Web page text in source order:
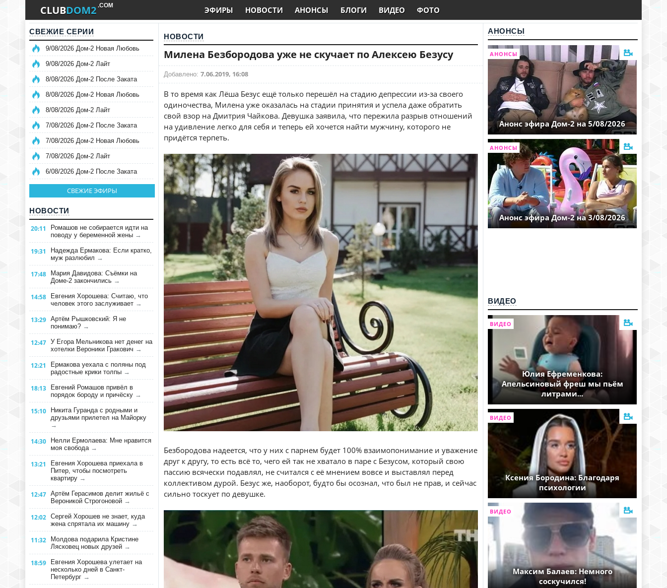
CLUBDOM2 .COM ЭФИРЫ НОВОСТИ АНОНСЫ БЛОГИ ВИДЕО ФОТО
СВЕЖИЕ СЕРИИ
9/08/2026 Дом-2 Новая Любовь
9/08/2026 Дом-2 Лайт
8/08/2026 Дом-2 После Заката
8/08/2026 Дом-2 Новая Любовь
8/08/2026 Дом-2 Лайт
7/08/2026 Дом-2 После Заката
7/08/2026 Дом-2 Новая Любовь
7/08/2026 Дом-2 Лайт
6/08/2026 Дом-2 После Заката
СВЕЖИЕ ЭФИРЫ
НОВОСТИ
20:11
Ромашов не собирается идти на
поводу у беременной жены →
19:31
Надежда Ермакова: Если кратко,
муж разлюбил →
17:48
Мария Давидова: Съёмки на
Доме-2 закончились →
14:58
Евгения Хорошева: Считаю, что
человек этого заслуживает →
13:29 Артём Рышковский: Я не
понимаю? →
12:47 У Егора Мельникова нет денег на
хотелки Вероники Гракович →
12:21
Ермакова уехала с поляны под
радостные крики толпы →
18:13
Евгений Ромашов привёл в
порядок бороду и причёску →
15:10
Никита Гуранда с родными и
друзьями прилетел на Майорку
→
14:30
Нелли Ермолаева: Мне нравится
моя свобода →
13:21
Евгения Хорошева приехала в
Питер, чтобы посмотреть
квартиру →
12:47 Артём Герасимов делит жильё с
Вероникой Строгоновой →
12:02 Сергей Хорошев не знает, куда
жена спрятала их машину →
11:32
Молдова подарила Кристине
Лясковец новых друзей →
18:59
Евгения Хорошева улетает на
несколько дней в Санкт-
Петербург →
НОВОСТИ
Милена Безбородова уже не скучает по Алексею Безусу
Добавлено: 7.06.2019, 16:08
В то время как Лёша Безус ещё только перешёл на стадию депрессии из-за своего
одиночества, Милена уже оказалась на стадии принятия и успела даже обратить
свой взор на Дмитрия Чайкова. Девушка заявила, что пережила разрыв отношений
на удивление легко для себя и теперь ей хочется найти мужчину, которого не
придётся терпеть.
Безбородова надеется, что у них с парнем будет 100% взаимопонимание и уважение
друг к другу, то есть всё то, чего ей так не хватало в паре с Безусом, который свою
пассию всячески подавлял, не считался с её мнением вовсе и выставлял перед
коллективом дурой. Безус же, наоборот, будто бы осознал, что был не прав, и сейчас
сильно тоскует по девушке.
АНОНСЫ
АНОНСЫ
Анонс эфира Дом-2 на 5/08/2026
АНОНСЫ
Анонс эфира Дом-2 на 3/08/2026
ВИДЕО
ВИДЕО
Юлия Ефременкова:
Апельсиновый фреш мы пьём
литрами...
ВИДЕО
Ксения Бородина: Благодаря
психологии
ВИДЕО
Максим Балаев: Немного
соскучился!